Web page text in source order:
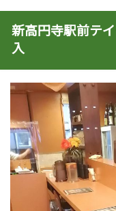
新高円寺駅前テ
入